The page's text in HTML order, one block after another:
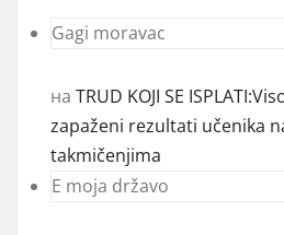
Gagi moravac
на TRUD KOJI SE
zapaženi rezultati učenika
takmičenjima
E moja državo